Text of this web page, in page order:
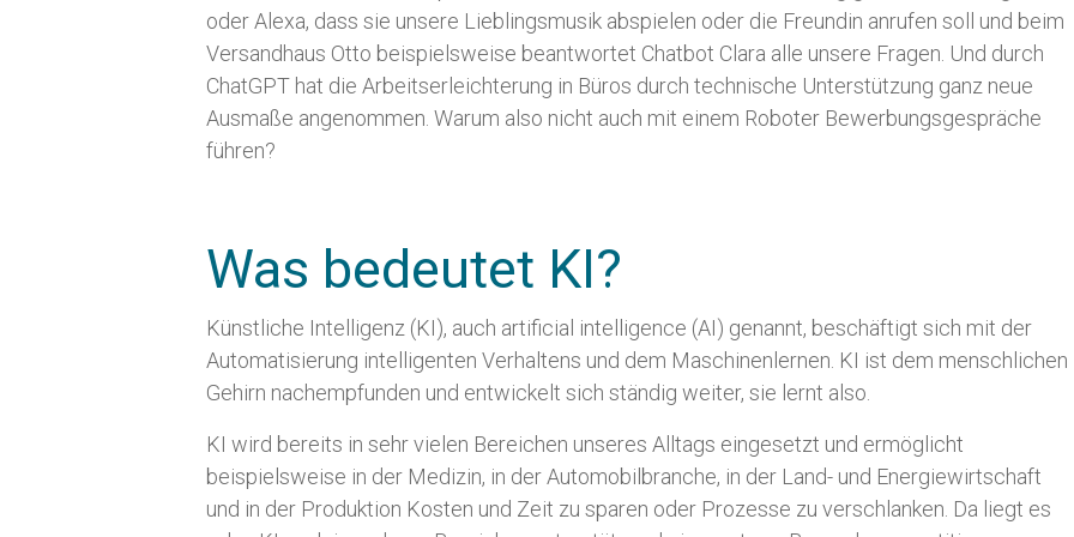
oder Alexa, dass sie unsere Lieblingsmusik abspielen oder die Freundin anrufen soll und beim
Versandhaus Otto beispielsweise beantwortet Chatbot Clara alle unsere Fragen. Und durch
ChatGPT hat die Arbeitserleichterung in Büros durch technische Unterstützung ganz neue
Ausmaße angenommen. Warum also nicht auch mit einem Roboter Bewerbungsgespräche
führen?
Was bedeutet KI?
Künstliche Intelligenz (KI), auch artificial intelligence (AI) genannt, beschäftigt sich mit der
Automatisierung intelligenten Verhaltens und dem Maschinenlernen. KI ist dem menschlichen
Gehirn nachempfunden und entwickelt sich ständig weiter, sie lernt also.
KI wird bereits in sehr vielen Bereichen unseres Alltags eingesetzt und ermöglicht
beispielsweise in der Medizin, in der Automobilbranche, in der Land- und Energiewirtschaft
und in der Produktion Kosten und Zeit zu sparen oder Prozesse zu verschlanken. Da liegt es